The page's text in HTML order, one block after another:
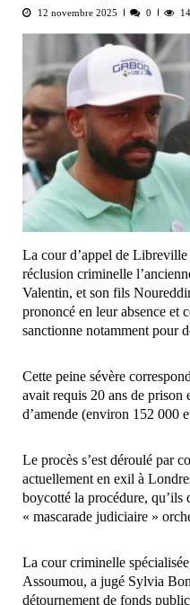
12 novembre 2025 0
La cour d’appel de
réclusion criminelle
Valentin, et son fils
prononcé en leur absence et
sanctionne notamment pour
Cette peine sévère
avait requis 20 ans de
d’amende (environ 152 000
Le procès s’est déroulé par
actuellement en exil à
boycotté la procédure,
« mascarade judiciaire »
La cour criminelle
Assoumou, a jugé Sylvia
détournement de fonds